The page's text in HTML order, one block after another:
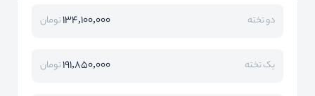
دو تخته 134,100,000تومان
یک تخته 191,850,000تومان